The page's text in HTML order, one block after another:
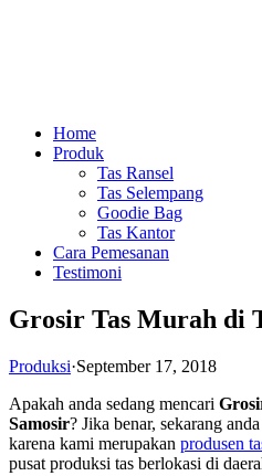
Home
Produk
Tas Ransel
Tas Selempang
Goodie Bag
Tas Kantor
Cara Pemesanan
Testimoni
Grosir Tas Murah di
Produksi·September 17, 2018
Apakah anda sedang mencari
Samosir? Jika benar, sekarang
karena kami merupakan produsen
pusat produksi tas berlokasi di